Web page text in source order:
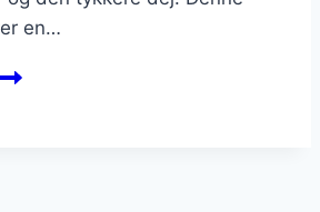
en…